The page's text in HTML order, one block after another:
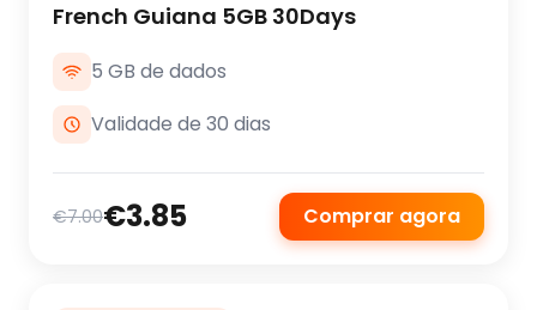
French Guiana 5GB 30Days
5 GB de dados
Validade de 30 dias
€7.00€3.85 Comprar agora